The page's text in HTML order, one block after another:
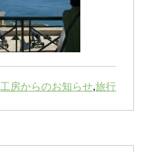
工房からのお知らせ,旅行